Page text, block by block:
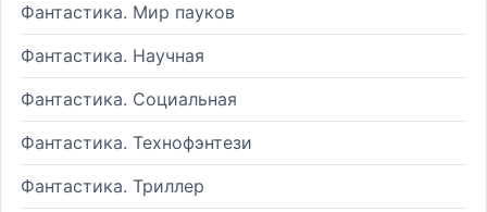
Фантастика. Мир пауков
Фантастика. Научная
Фантастика. Социальная
Фантастика. Технофэнтези
Фантастика. Триллер